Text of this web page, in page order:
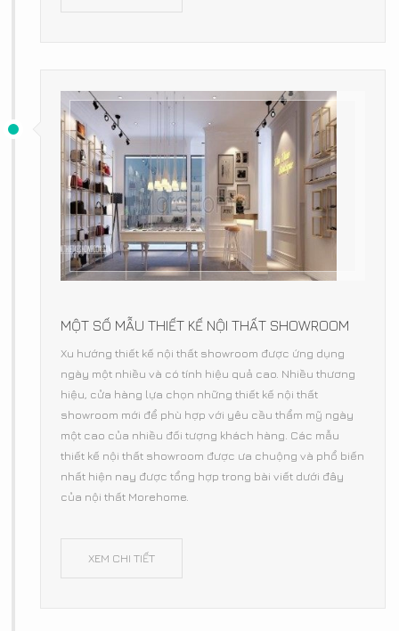
MỘT SỐ MẪU THIẾT KẾ NỘI THẤT SHOWROOM
Xu hướng thiết kế nội thất showroom được ứng dụng
ngày một nhiều và có tính hiệu quả cao. Nhiều thương
hiệu, cửa hàng lựa chọn những thiết kế nội thất
showroom mới để phù hợp với yêu cầu thẩm mỹ ngày
một cao của nhiều đối tượng khách hàng. Các mẫu
thiết kế nội thất showroom được ưa chuộng và phổ biến
nhất hiện nay được tổng hợp trong bài viết dưới đây
của nội thất Morehome.
XEM CHI TIẾT